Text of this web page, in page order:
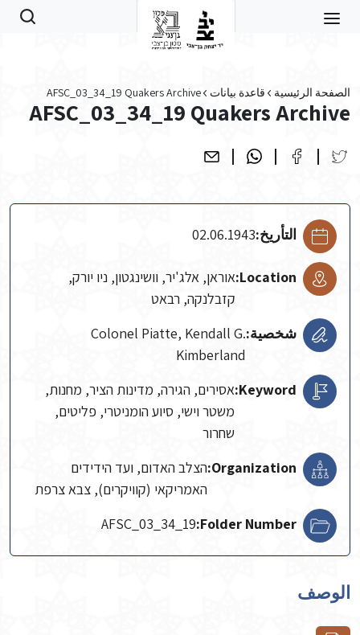
الصفحة الرئيسية قاعدة بيانات AFSC_03_34_19 Quakers Archive
AFSC_03_34_19 Quakers Archive
التأريخ:02.06.1943
Location: אוראן, אלג'יר, וושינגטון, ניו יורק,
קזבלנקה, רבאט
شخصية:Colonel Piatte, Kendall G.
Kimberland
Keyword: אסירים, הגירה, מדינות הציר, מחנות,
משטר וישי, סיוע הומניטרי, פליטים,
שחרור
Organization: הצלב האדום, ועד הידידים
האמריקאי (קוויקרים), צבא צרפת
Folder Number:
AFSC_03_34_19
الوصف